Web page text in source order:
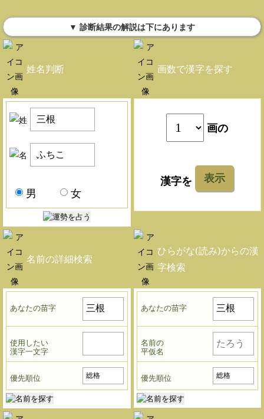
▼ 診断結果の解説は下にあります
姓名判断
男 女
画数で漢字を探す
画の
漢字を 表示
名前の詳細検索
あなたの苗字
使用したい
漢字一文字
優先順位
ひらがな(読み)からの漢
字検索
あなたの苗字
名前の
平仮名
優先順位